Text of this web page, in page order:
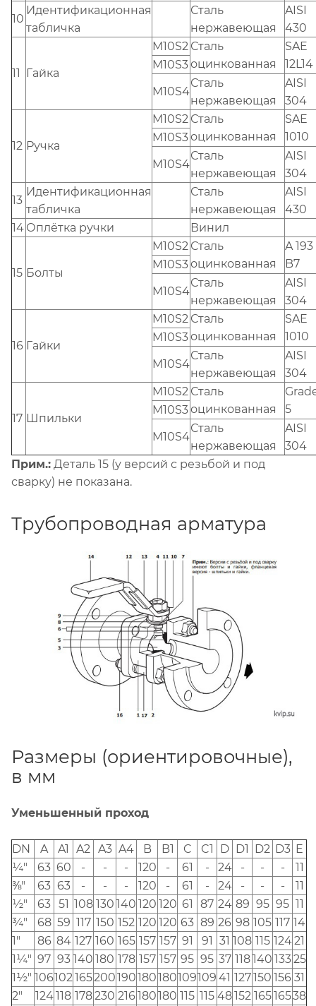
10
Идентификационная
табличка
Сталь
нержавеющая
AISI
430
11 Гайка
M10S2 Сталь
оцинкованная
SAE
12L14
M10S3
M10S4
Сталь
нержавеющая
AISI
304
12 Ручка
M10S2 Сталь
оцинкованная
SAE
1010
M10S3
M10S4
Сталь
нержавеющая
AISI
304
13
Идентификационная
табличка
Сталь
нержавеющая
AISI
430
14 Оплётка ручки Винил
15 Болты
M10S2 Сталь
оцинкованная
A 193
B7
M10S3
M10S4
Сталь
нержавеющая
AISI
304
16 Гайки
M10S2 Сталь
оцинкованная
SAE
1010
M10S3
M10S4
Сталь
нержавеющая
AISI
304
17 Шпильки
M10S2 Сталь
оцинкованная
5
M10S3
M10S4
Сталь
нержавеющая
AISI
304
Прим.: Деталь 15 (у версий с резьбой и под
сварку) не показана.
Трубопроводная арматура
Размеры (ориентировочные),
в мм
Уменьшенный проход
DN A A1 A2 A3 A4 B B1 C C1 D D1 D2 D3 E
¼"
63 60 - - - 120 - 61 - 24 - - -
11
⅜"
63 63 - - - 120 - 61 - 24 - - -
11
½"
63 51 108 130 140 120 120 61 87 24 89 95 95 11
¾"
68 59 117 150 152 120 120 63 89 26 98 105 117 14
1"
86 84 127 160 165 157 157 91 91 31 108 115 12421
1¼" 97 93 140 180 178 157 157 95 95 37 118140 13325
1½" 106102165200190180180109109 41 127150 156 31
2"
124118 178230 216180180 115 115 48152 16516538